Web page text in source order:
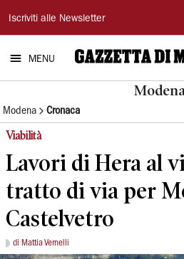
Gazzetta
di
Modena
Iscriviti alle Newsletter
MENU
Modena
Modena Cronaca
Viabilità
Lavori di Hera al
tratto di via per
Castelvetro
di Mattia Vernelli